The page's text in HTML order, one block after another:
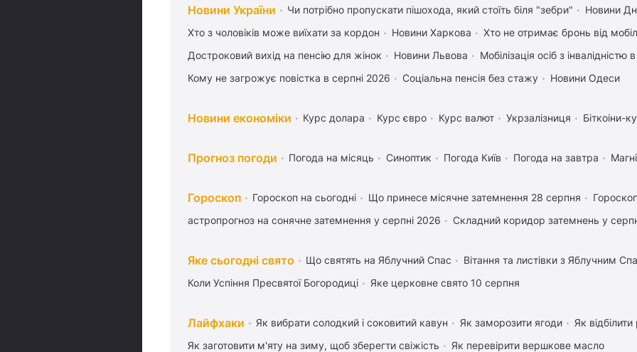
Новини України Чи потрібно пропускати пішохода, який стоїть біля "зебри" Новини
Хто з чоловіків може виїхати за кордон
Новини Харкова
Хто не отримає бронь від
Достроковий вихід на пенсію для жінок
Новини Львова Мобілізація осіб з інвалідністю
Кому не загрожує повістка в серпні 2026
Соціальна пенсія без стажу Новини Одеси
Новини економіки Курс долара Курс євро Курс валют Укрзалізниця Біткоіни-
Прогноз погоди Погода на місяць Синоптик Погода Київ Погода на завтра
Гороскоп Гороскоп на сьогодні Що принесе місячне затемнення 28 серпня
астропрогноз на сонячне затемнення у серпні 2026
Складний коридор затемнень у
Яке сьогодні свято Що святять на Яблучний Спас Вітання та листівки з Яблучним
Коли Успіння Пресвятої Богородиці
Яке церковне свято 10 серпня
Лайфхаки Як вибрати солодкий і соковитий кавун Як заморозити ягоди
Як
Як заготовити м'яту на зиму, щоб зберегти свіжість
Як перевірити вершкове масло